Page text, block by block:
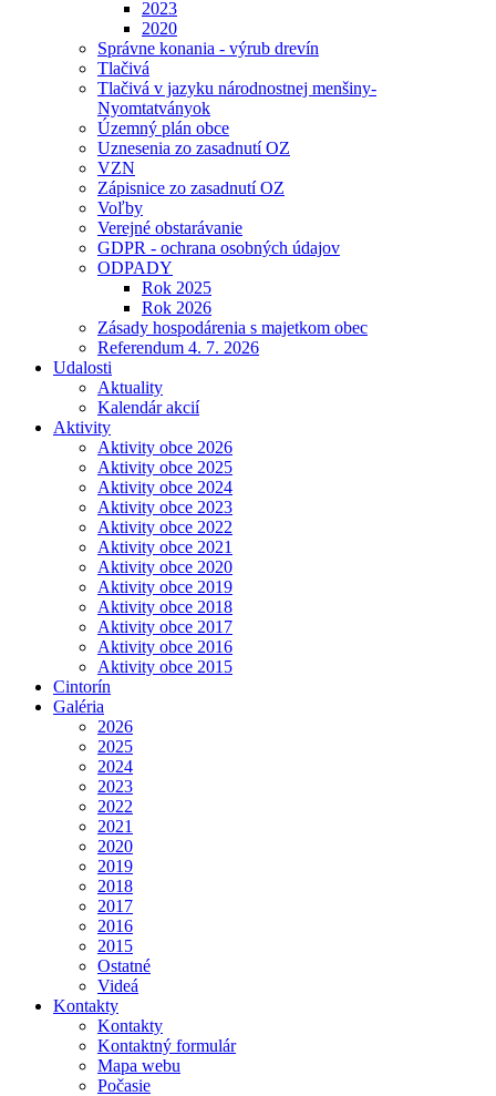
2023
2020
Správne konania - výrub drevín
Tlačivá
Tlačivá v jazyku národnostnej menšiny-
Nyomtatványok
Územný plán obce
Uznesenia zo zasadnutí OZ
VZN
Zápisnice zo zasadnutí OZ
Voľby
Verejné obstarávanie
GDPR - ochrana osobných údajov
ODPADY
Rok 2025
Rok 2026
Zásady hospodárenia s majetkom obec
Referendum 4. 7. 2026
Udalosti
Aktuality
Kalendár akcií
Aktivity
Aktivity obce 2026
Aktivity obce 2025
Aktivity obce 2024
Aktivity obce 2023
Aktivity obce 2022
Aktivity obce 2021
Aktivity obce 2020
Aktivity obce 2019
Aktivity obce 2018
Aktivity obce 2017
Aktivity obce 2016
Aktivity obce 2015
Cintorín
Galéria
2026
2025
2024
2023
2022
2021
2020
2019
2018
2017
2016
2015
Ostatné
Videá
Kontakty
Kontakty
Kontaktný formulár
Mapa webu
Počasie